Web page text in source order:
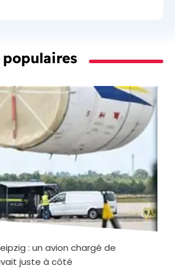
: un avion chargé de
juste à côté